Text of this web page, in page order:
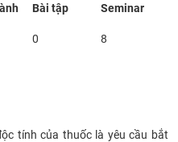
Bài tập Seminar
0 8
tính của thuốc là yêu cầu bắt